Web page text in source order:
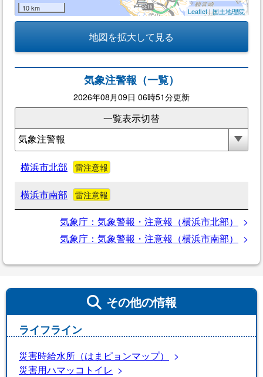
10 km
発表なし
Leaflet|国土地理院
地図を拡大して見る
気象注警報（一覧）
2026年08月09日 06時51分更新
一覧表示切替
横浜市北部 雷注意報
横浜市南部 雷注意報
気象庁：気象警報・注意報（横浜市北部）
気象庁：気象警報・注意報（横浜市南部）
その他の情報
ライフライン
災害時給水所（はまピョンマップ）
災害用ハマッコトイレ